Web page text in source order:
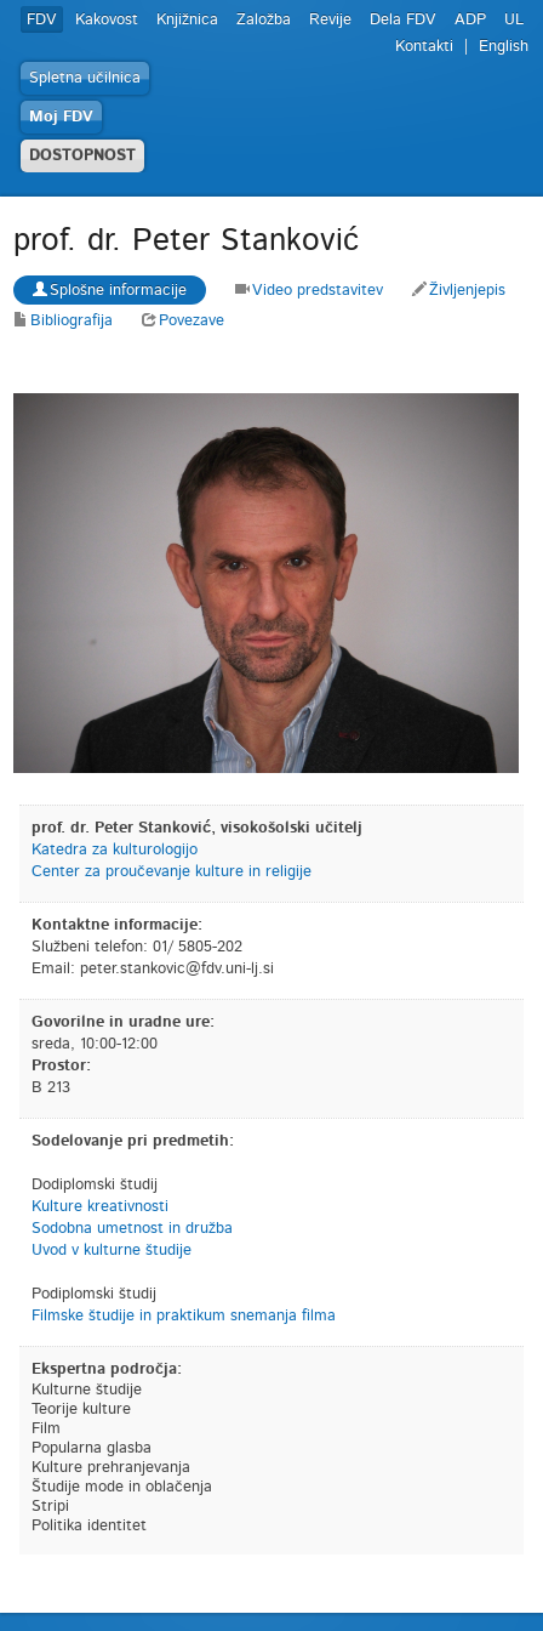
FDV Kakovost Knjižnica Založba Revije Dela FDV ADP
UL
Kontakti
English
Spletna učilnica
Moj FDV
DOSTOPNOST
prof. dr. Peter Stanković
Splošne informacije Video predstavitev
Življenjepis
Bibliografija
Povezave
prof. dr. Peter Stanković, visokošolski učitelj
Katedra za kulturologijo
Center za proučevanje kulture in religije
Kontaktne informacije:
Službeni telefon: 01/ 5805-202
Email: is.jl-inu.vdf@civoknats.retep
Govorilne in uradne ure:
sreda, 10:00-12:00
Prostor:
B 213
Sodelovanje pri predmetih:
Dodiplomski študij
Kulture kreativnosti
Sodobna umetnost in družba
Uvod v kulturne študije
Podiplomski študij
Filmske študije in praktikum snemanja filma
Ekspertna področja:
Kulturne študije
Teorije kulture
Film
Popularna glasba
Kulture prehranjevanja
Študije mode in oblačenja
Stripi
Politika identitet